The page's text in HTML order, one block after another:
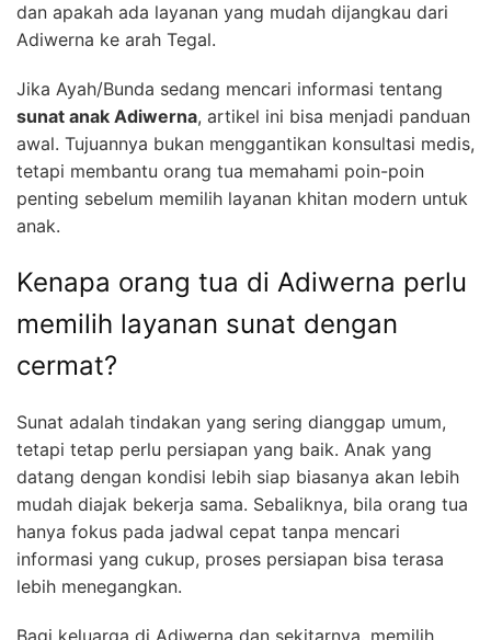
dan apakah ada layanan yang mudah dijangkau dari
Adiwerna ke arah Tegal.
Jika Ayah/Bunda sedang mencari informasi tentang
sunat anak Adiwerna, artikel ini bisa menjadi panduan
awal. Tujuannya bukan menggantikan konsultasi medis,
tetapi membantu orang tua memahami poin-poin
penting sebelum memilih layanan khitan modern untuk
anak.
Kenapa orang tua di Adiwerna perlu
memilih layanan sunat dengan
cermat?
Sunat adalah tindakan yang sering dianggap umum,
tetapi tetap perlu persiapan yang baik. Anak yang
datang dengan kondisi lebih siap biasanya akan lebih
mudah diajak bekerja sama. Sebaliknya, bila orang tua
hanya fokus pada jadwal cepat tanpa mencari
informasi yang cukup, proses persiapan bisa terasa
lebih menegangkan.
Bagi keluarga di Adiwerna dan sekitarnya, memilih